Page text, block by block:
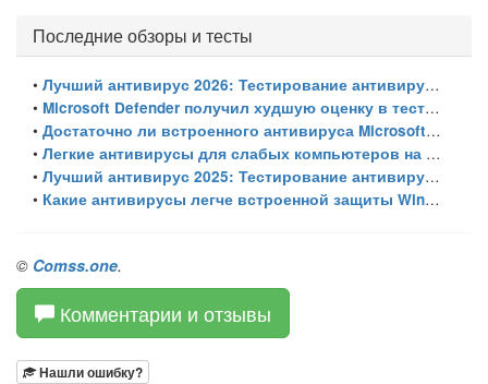
Последние обзоры и тесты
• Лучший антивирус 2026: Тестирование антивирусов для Windows 11 – с настройками по умолчанию
• Microsoft Defender получил худшую оценку в тестировании 16 антивирусов для Windows
• Достаточно ли встроенного антивируса Microsoft Defender для защиты Windows ПК?
• Легкие антивирусы для слабых компьютеров на Windows 11 – тест AV-Comparatives (апрель 2026)
• Лучший антивирус 2025: Тестирование антивирусов для Windows 11 – с максимальными настройками
• Какие антивирусы легче встроенной защиты Windows 11 – тестирование AV-Comparatives
© Comss.one.
Комментарии и отзывы
Нашли ошибку?